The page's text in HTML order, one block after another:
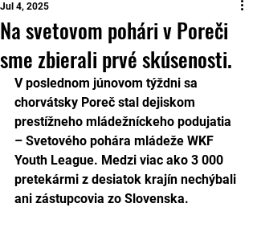
Na svetovom pohári v Poreči
sme zbierali prvé skúsenosti.
Jul 4, 2025
V poslednom júnovom týždni sa
chorvátsky Poreč stal dejiskom
prestížneho mládežníckeho podujatia
– Svetového pohára mládeže WKF
Youth League. Medzi viac ako 3 000
pretekármi z desiatok krajín nechýbali
ani zástupcovia zo Slovenska.